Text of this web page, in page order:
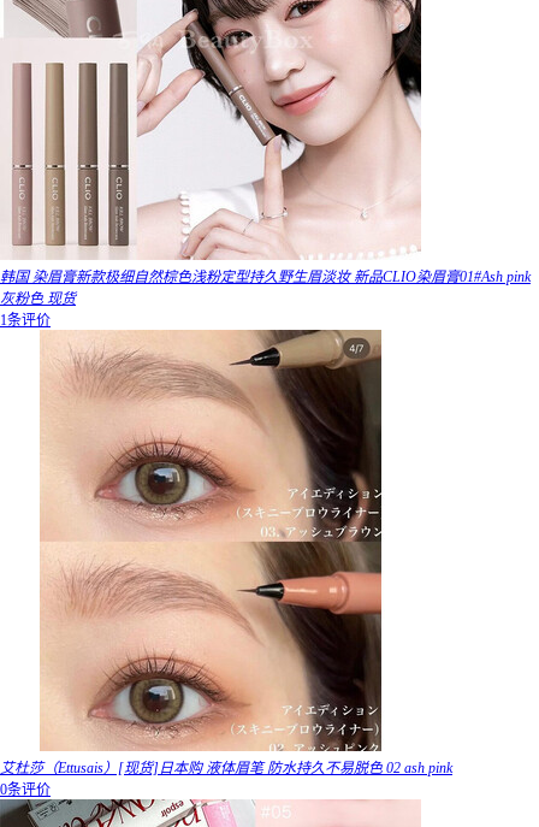
韩国 染眉膏新款极细自然棕色浅粉定型持久野生眉淡妆 新品CLIO染眉膏01#Ash pink
灰粉色 现货
1条评价
艾杜莎（Ettusais）[现货]日本购 液体眉笔 防水持久不易脱色 02 ash pink
0条评价